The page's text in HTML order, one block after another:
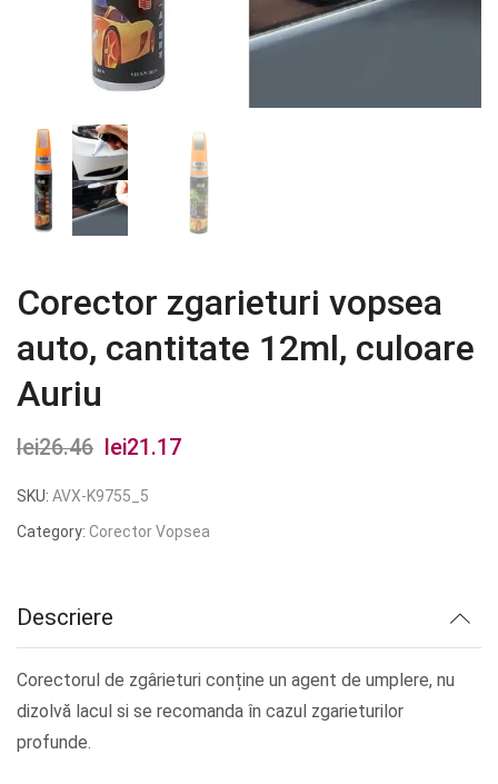
Corector zgarieturi vopsea
auto, cantitate 12ml, culoare
Auriu
lei26.46
Prețul
inițial
a
lei21.17
este:
SKU: AVX-K9755_5
Category: Corector Vopsea
Descriere
Corectorul de zgârieturi conține un agent de umplere, nu
dizolvă lacul si se recomanda în cazul zgarieturilor
profunde.